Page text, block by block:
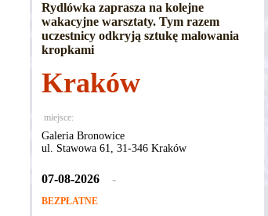
Rydlówka zaprasza na kolejne
wakacyjne warsztaty. Tym razem
uczestnicy odkryją sztukę malowania
kropkami
Kraków
miejsce:
Galeria Bronowice
ul. Stawowa 61, 31-346 Kraków
07-08-2026 -
BEZPŁATNE